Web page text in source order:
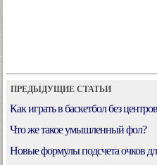
ПРЕДЫДУЩИЕ СТАТЬИ
Как играть в баскетбол без
Что же такое умышленный фол?
Новые формулы подсчета очков